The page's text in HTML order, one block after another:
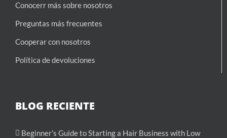
Conocerr más sobre nosotros
Preguntas más frecuentes
Cooperar con nosotros
Política de devoluciones
BLOG RECIENTE
Beginner’s Guide to Starting a Hair Business with Low